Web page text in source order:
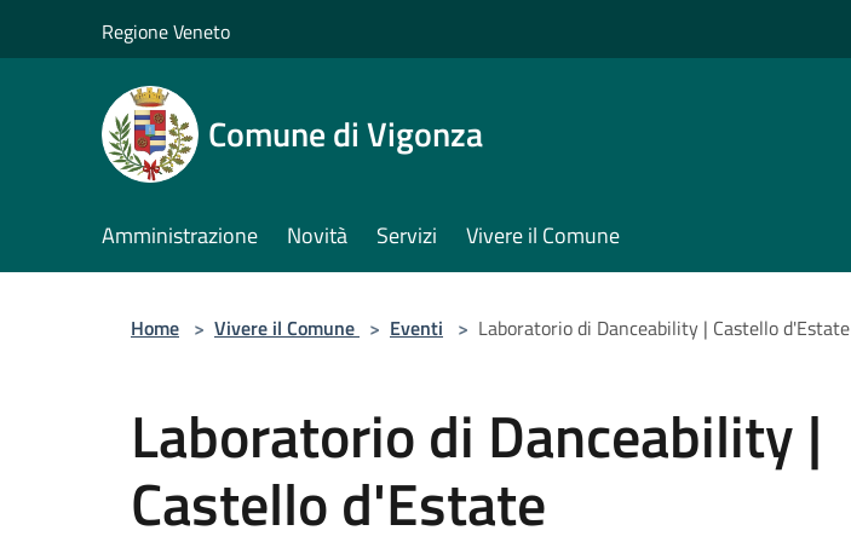
Regione Veneto
Comune di Vigonza
Amministrazione Novità Servizi Vivere il Comune
Home > Vivere il Comune > Eventi > Laboratorio di Danceability | Castello d'Estate
Laboratorio di Danceability |
Castello d'Estate